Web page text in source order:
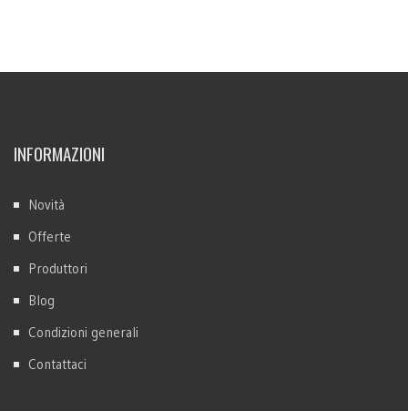
INFORMAZIONI
Novità
Offerte
Produttori
Blog
Condizioni generali
Contattaci